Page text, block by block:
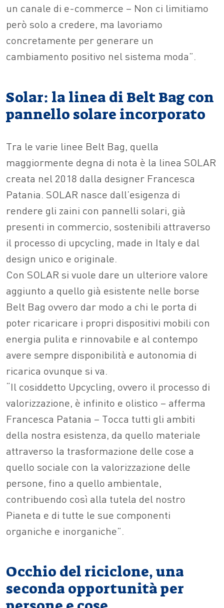
un canale di e-commerce – Non ci limitiamo
però solo a credere, ma lavoriamo
concretamente per generare un
cambiamento positivo nel sistema moda”.
Solar: la linea di Belt Bag con
pannello solare incorporato
Tra le varie linee Belt Bag, quella
maggiormente degna di nota è la linea SOLAR
creata nel 2018 dalla designer Francesca
Patania. SOLAR nasce dall’esigenza di
rendere gli zaini con pannelli solari, già
presenti in commercio, sostenibili attraverso
il processo di upcycling, made in Italy e dal
design unico e originale.
Con SOLAR si vuole dare un ulteriore valore
aggiunto a quello già esistente nelle borse
Belt Bag ovvero dar modo a chi le porta di
poter ricaricare i propri dispositivi mobili con
energia pulita e rinnovabile e al contempo
avere sempre disponibilità e autonomia di
ricarica ovunque si va.
“Il cosiddetto Upcycling, ovvero il processo di
valorizzazione, è infinito e olistico – afferma
Francesca Patania – Tocca tutti gli ambiti
della nostra esistenza, da quello materiale
attraverso la trasformazione delle cose a
quello sociale con la valorizzazione delle
persone, fino a quello ambientale,
contribuendo così alla tutela del nostro
Pianeta e di tutte le sue componenti
organiche e inorganiche”.
Occhio del riciclone, una
seconda opportunità per